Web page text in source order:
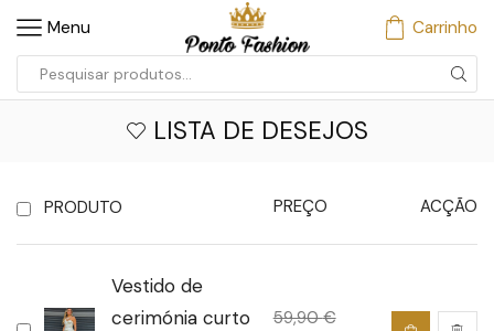
Menu Carrinho
LISTA DE DESEJOS
PRODUTO PREÇO ACÇÃO
Vestido de
cerimónia curto
59,90€